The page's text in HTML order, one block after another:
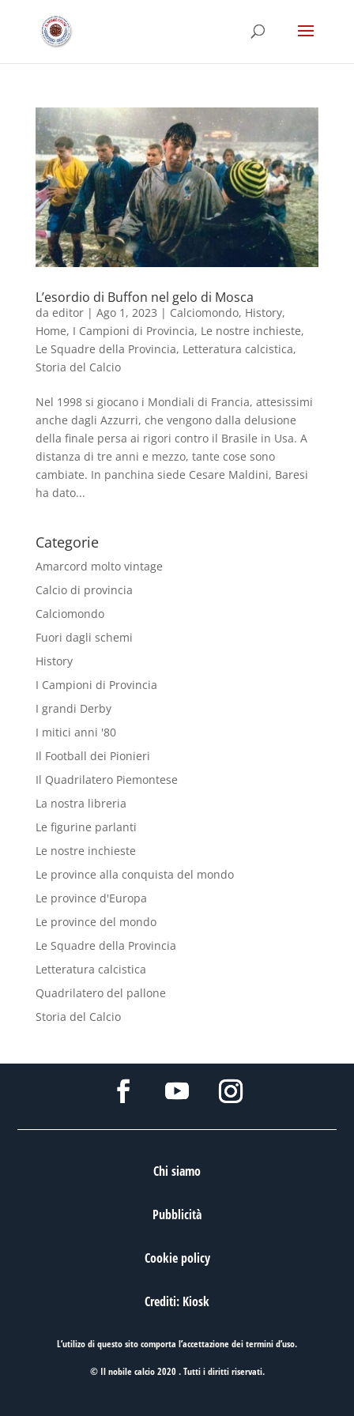
L’esordio di Buffon nel gelo di Mosca
da editor| Ago 1, 2023 | Calciomondo, History,
Home, I Campioni di Provincia, Le nostre inchieste,
Le Squadre della Provincia, Letteratura calcistica,
Storia del Calcio
Nel 1998 si giocano i Mondiali di Francia, attesissimi
anche dagli Azzurri, che vengono dalla delusione
della finale persa ai rigori contro il Brasile in Usa. A
distanza di tre anni e mezzo, tante cose sono
cambiate. In panchina siede Cesare Maldini, Baresi
ha dato...
Categorie
Amarcord molto vintage
Calcio di provincia
Calciomondo
Fuori dagli schemi
History
I Campioni di Provincia
I grandi Derby
I mitici anni '80
Il Football dei Pionieri
Il Quadrilatero Piemontese
La nostra libreria
Le figurine parlanti
Le nostre inchieste
Le province alla conquista del mondo
Le province d'Europa
Le province del mondo
Le Squadre della Provincia
Letteratura calcistica
Quadrilatero del pallone
Storia del Calcio
Chi siamo
Pubblicità
Cookie policy
Crediti: Kiosk
L’utilizo di questo sito comporta l’accettazione deitermini d’uso.
© Il nobile calcio 2020 . Tutti i diritti riservati.